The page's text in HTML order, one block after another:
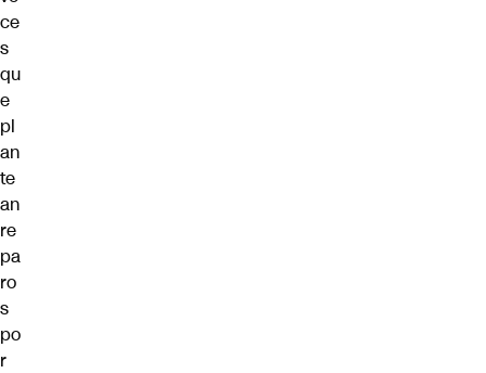
ce
s
qu
e
pl
an
te
an
re
pa
ro
s
po
r